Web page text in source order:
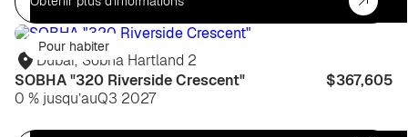
Pour habiter
Dubaï, Sobha Hartland 2
SOBHA "320 Riverside Crescent"
$367,605
0 % jusqu’auQ3 2027